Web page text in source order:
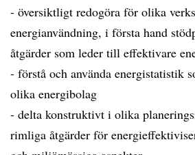
- översiktligt redogöra för olika
energianvändning, i första hand
åtgärder som leder till effektivare
- förstå och använda energistatistik
olika energibolag
- delta konstruktivt i olika
rimliga åtgärder för